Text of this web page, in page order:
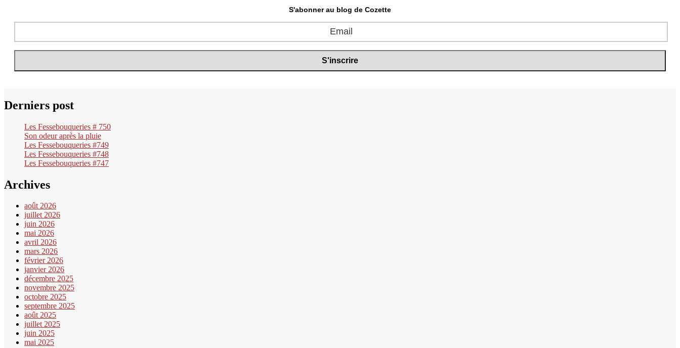
S'abonner au blog de Cozette
Derniers post
Les Fessebouqueries # 750
Son odeur après la pluie
Les Fessebouqueries #749
Les Fessebouqueries #748
Les Fessebouqueries #747
Archives
août 2026
juillet 2026
juin 2026
mai 2026
avril 2026
mars 2026
février 2026
janvier 2026
décembre 2025
novembre 2025
octobre 2025
septembre 2025
août 2025
juillet 2025
juin 2025
mai 2025